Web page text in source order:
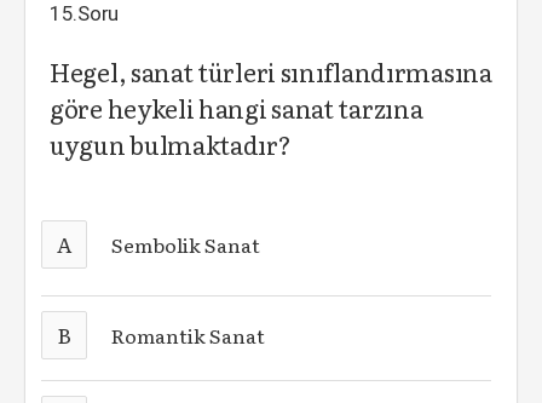
15.Soru
Hegel, sanat türleri sınıflandırmasına
göre heykeli hangi sanat tarzına
uygun bulmaktadır?
A Sembolik Sanat
B Romantik Sanat